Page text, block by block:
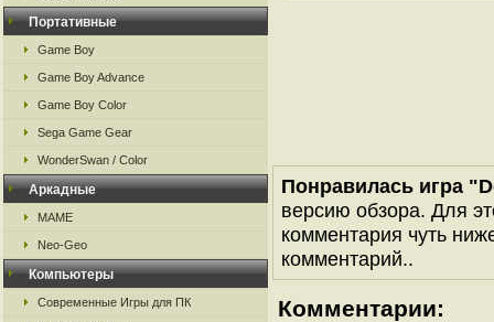
Портативные
Game Boy
Game Boy Advance
Game Boy Color
Sega Game Gear
WonderSwan / Color
Аркадные
MAME
Neo-Geo
Компьютеры
Современные Игры для ПК
Понравилась игра
версию обзора. Для
комментария чуть
комментарий..
Комментарии: